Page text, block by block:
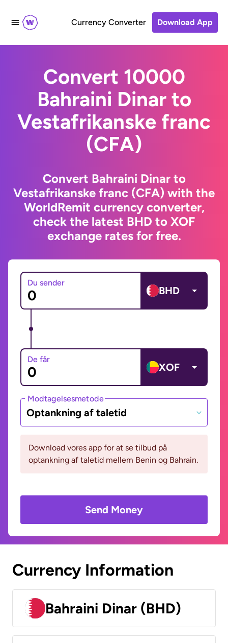
Currency Converter Download App
Convert 10000
Bahraini Dinar to
Vestafrikanske franc
(CFA)
Convert Bahraini Dinar to
Vestafrikanske franc (CFA) with the
WorldRemit currency converter,
check the latest BHD to XOF
exchange rates for free.
Du sender
BHD
De får
XOF
Modtagelsesmetode
Optankning af taletid
Download vores app for at se tilbud på
optankning af taletid mellem Benin og Bahrain.
Send Money
Currency Information
Bahraini Dinar (BHD)